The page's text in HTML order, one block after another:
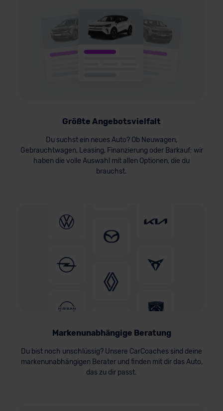
Größte Angebotsvielfalt
Du suchst ein neues Auto? Ob Neuwagen,
Gebrauchtwagen, Leasing, Finanzierung oder Barkauf: wir
haben die volle Auswahl mit allen Optionen, die du
brauchst.
Markenunabhängige Beratung
Du bist noch unschlüssig? Unsere CarCoaches sind deine
markenunabhängigen Berater und finden mit dir das Auto,
das zu dir passt.